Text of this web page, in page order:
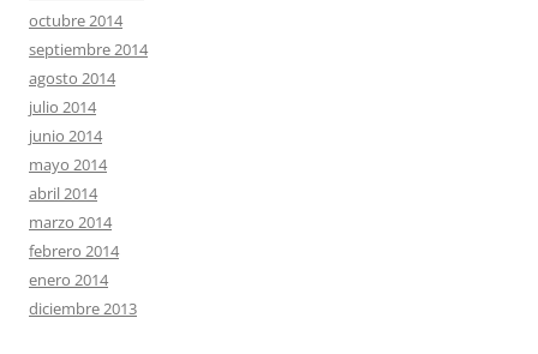
octubre 2014
septiembre 2014
agosto 2014
julio 2014
junio 2014
mayo 2014
abril 2014
marzo 2014
febrero 2014
enero 2014
diciembre 2013